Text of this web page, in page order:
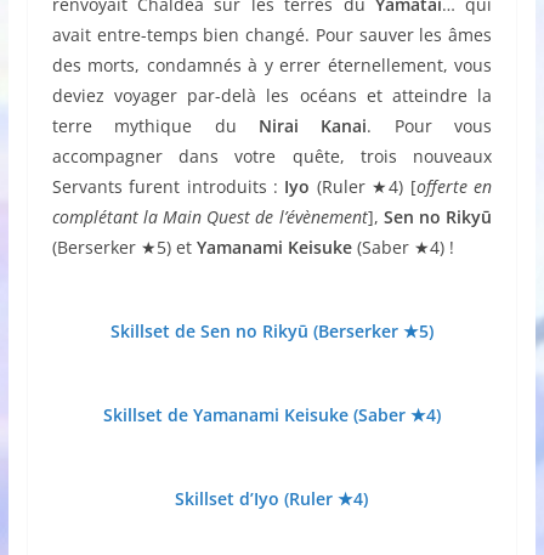
renvoyait Chaldea sur les terres du Yamatai… qui
avait entre-temps bien changé. Pour sauver les âmes
des morts, condamnés à y errer éternellement, vous
deviez voyager par-delà les océans et atteindre la
terre mythique du Nirai Kanai. Pour vous
accompagner dans votre quête, trois nouveaux
Servants furent introduits : Iyo (Ruler ★4) [offerte en
complétant la Main Quest de l’évènement], Sen no Rikyū
(Berserker ★5) et Yamanami Keisuke(Saber ★4) !
Skillset de Sen no Rikyū (Berserker ★5)
Skillset de Yamanami Keisuke (Saber ★4)
Skillset d’Iyo (Ruler ★4)